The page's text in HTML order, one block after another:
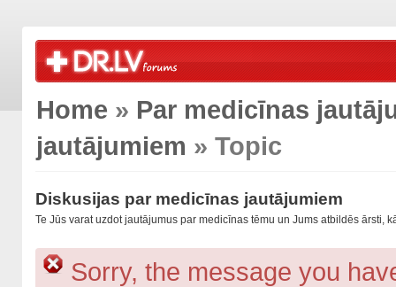
Home » Par medicīnas
jautājumiem » Topic
Diskusijas par medicīnas jautājumiem
Te Jūs varat uzdot jautājumus par medicīnas tēmu un Jums atbildēs ārsti,
Sorry, the message you